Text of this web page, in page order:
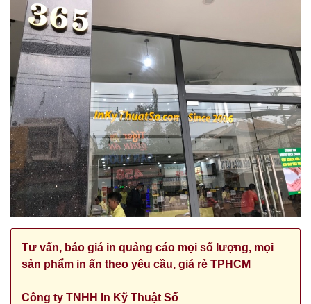
Tư vấn, báo giá in quảng cáo mọi số lượng, mọi
sản phẩm in ấn theo yêu cầu, giá rẻ TPHCM
Công ty TNHH In Kỹ Thuật Số